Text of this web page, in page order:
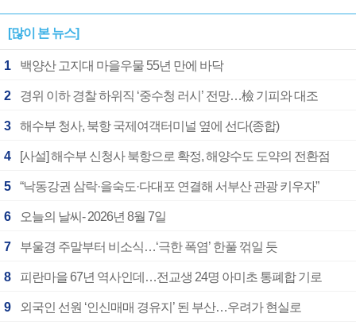
[많이 본 뉴스]
1 백양산 고지대 마을우물 55년 만에 바닥
2 경위 이하 경찰 하위직 ‘중수청 러시’ 전망…檢 기피와 대조
3 해수부 청사, 북항 국제여객터미널 옆에 선다(종합)
4 [사설] 해수부 신청사 북항으로 확정, 해양수도 도약의 전환점
5 “낙동강권 삼락·을숙도·다대포 연결해 서부산 관광 키우자”
6 오늘의 날씨- 2026년 8월 7일
7 부울경 주말부터 비소식…‘극한 폭염’ 한풀 꺾일 듯
8 피란마을 67년 역사인데…전교생 24명 아미초 통폐합 기로
9 외국인 선원 ‘인신매매 경유지’ 된 부산…우려가 현실로